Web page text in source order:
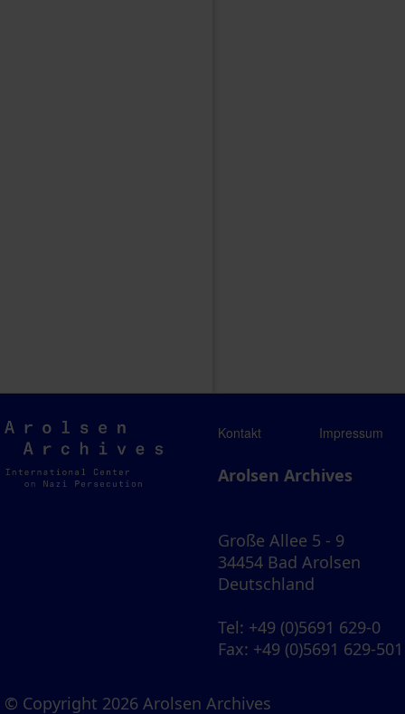
Arolsen
Archives
Kontakt Impressum
Arolsen Archives
Große Allee 5 - 9
34454 Bad Arolsen
Deutschland
Tel: +49 (0)5691 629-0
Fax: +49 (0)5691 629-501
© Copyright 2026 Arolsen Archives